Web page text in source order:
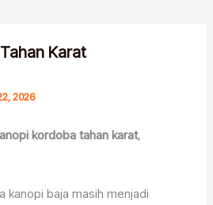
Karat
2026
kordoba tahan karat,
kanopi baja masih menjadi